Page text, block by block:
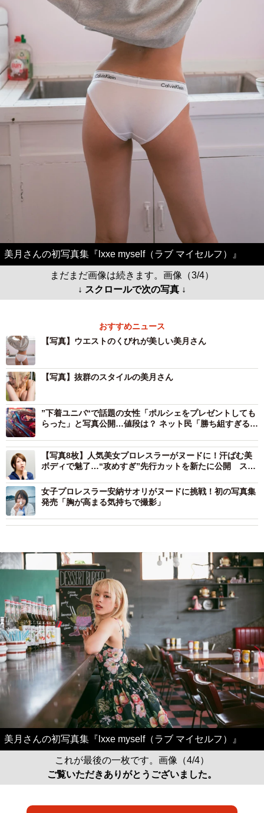
美月さんの初写真集『lxxe myself（ラブ マイセルフ）』
まだまだ画像は続きます。画像（3/4）
↓ スクロールで次の写真 ↓
おすすめニュース
【写真】ウエストのくびれが美しい美月さん
【写真】抜群のスタイルの美月さん
”下着ユニバ“で話題の女性「ポルシェをプレゼントしても
らった」と写真公開…値段は？ ネット民「勝ち組すぎる」
【写真8枚】人気美女プロレスラーがヌードに！汗ばむ美
ボディで魅了…“攻めすぎ”先行カットを新たに公開 スタ
女子プロレスラー安納サオリがヌードに挑戦！初の写真集
発売「胸が高まる気持ちで撮影」
美月さんの初写真集『lxxe myself（ラブ マイセルフ）』
これが最後の一枚です。画像（4/4）
ご覧いただきありがとうございました。